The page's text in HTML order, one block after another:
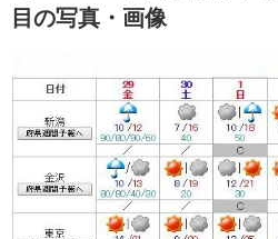
目の写真・画像